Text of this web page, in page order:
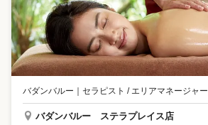
バダンバルー ｜ セラピスト / エリアマネージャー
バダンバルー ステラプレイス店